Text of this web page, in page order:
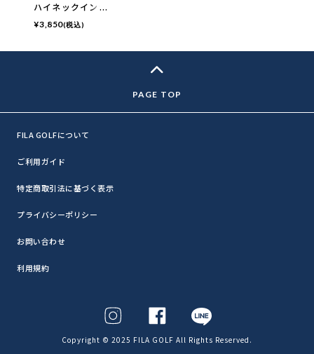
ハイネックインナ
ーシャツ
¥3,850(税込)
FILA GOLFについて
ご利用ガイド
特定商取引法に基づく表示
プライバシーポリシー
お問い合わせ
利用規約
Copyright © 2025 FILA GOLF All Rights Reserved.